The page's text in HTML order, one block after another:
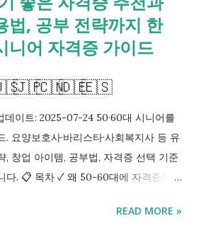
법, 공부 전략까지 한
니어 자격증 가이드
🇯🇵🇨🇳🇩🇪🇪🇸
이트: 2025-07-24 50·60대 시니어를
요양보호사·바리스타·사회복지사 등 유
, 창업 아이템, 공부법, 자격증 선택 기준
다. 📋 목차 ✓ 왜 50-60대에 자격증이
업 아이템 분석 ✓ 나에게 맞는 자격증
READ MORE »